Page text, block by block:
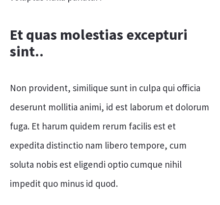
Et quas molestias excepturi
sint..
Non provident, similique sunt in culpa qui officia
deserunt mollitia animi, id est laborum et dolorum
fuga. Et harum quidem rerum facilis est et
expedita distinctio nam libero tempore, cum
soluta nobis est eligendi optio cumque nihil
impedit quo minus id quod.